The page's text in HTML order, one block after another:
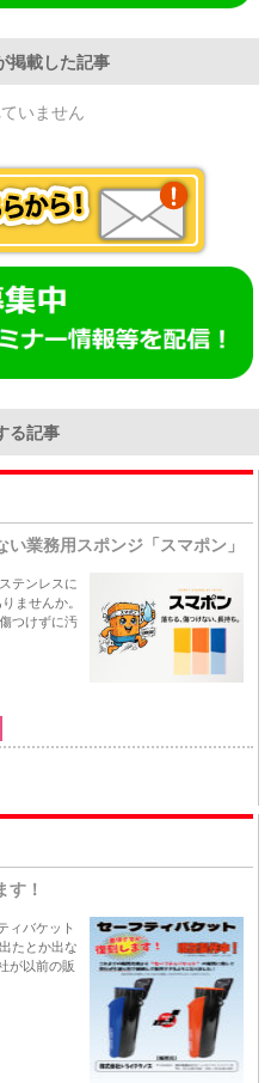
掲載した記事
いません
る記事
業務用スポンジ「スマポン」
テンレスに
ませんか。
つけずに汚
す！
ィバケット
たとか出な
が以前の販